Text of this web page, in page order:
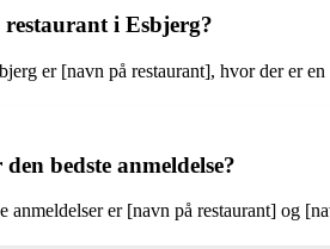
i Esbjerg?
er [navn på restaurant], hvor der er
bedste anmeldelse?
anmeldelser er [navn på restaurant] og